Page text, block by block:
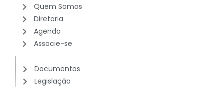
Quem Somos
Diretoria
Agenda
Associe-se
Documentos
Legislação